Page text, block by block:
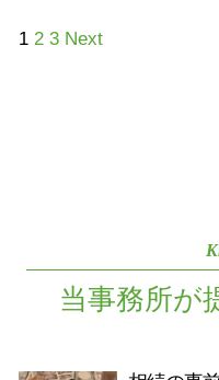
1 2 3 Next
当事務所が